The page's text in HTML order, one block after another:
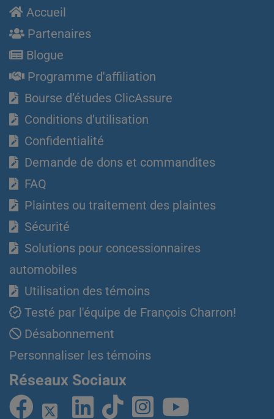
Accueil
Partenaires
Blogue
Programme d'affiliation
Bourse d’études ClicAssure
Conditions d'utilisation
Confidentialité
Demande de dons et commandites
FAQ
Plaintes ou traitement des plaintes
Sécurité
Solutions pour concessionnaires
automobiles
Utilisation des témoins
Testé par l'équipe de François Charron!
Désabonnement
Personnaliser les témoins
Réseaux Sociaux